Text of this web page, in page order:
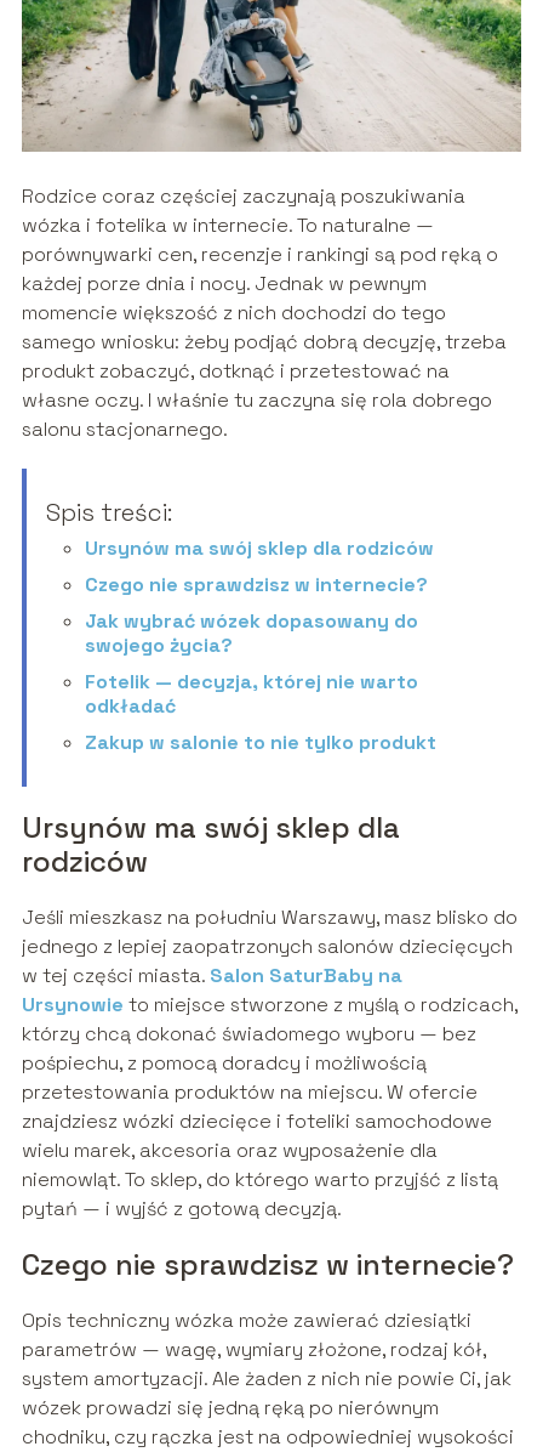
Rodzice coraz częściej zaczynają poszukiwania
wózka i fotelika w internecie. To naturalne —
porównywarki cen, recenzje i rankingi są pod ręką o
każdej porze dnia i nocy. Jednak w pewnym
momencie większość z nich dochodzi do tego
samego wniosku: żeby podjąć dobrą decyzję, trzeba
produkt zobaczyć, dotknąć i przetestować na
własne oczy. I właśnie tu zaczyna się rola dobrego
salonu stacjonarnego.
Spis treści:
Ursynów ma swój sklep dla rodziców
Czego nie sprawdzisz w internecie?
Jak wybrać wózek dopasowany do
swojego życia?
Fotelik — decyzja, której nie warto
odkładać
Zakup w salonie to nie tylko produkt
Ursynów ma swój sklep dla
rodziców
Jeśli mieszkasz na południu Warszawy, masz blisko do
jednego z lepiej zaopatrzonych salonów dziecięcych
w tej części miasta. Salon SaturBaby na
Ursynowie to miejsce stworzone z myślą o rodzicach,
którzy chcą dokonać świadomego wyboru — bez
pośpiechu, z pomocą doradcy i możliwością
przetestowania produktów na miejscu. W ofercie
znajdziesz wózki dziecięce i foteliki samochodowe
wielu marek, akcesoria oraz wyposażenie dla
niemowląt. To sklep, do którego warto przyjść z listą
pytań — i wyjść z gotową decyzją.
Czego nie sprawdzisz w internecie?
Opis techniczny wózka może zawierać dziesiątki
parametrów — wagę, wymiary złożone, rodzaj kół,
system amortyzacji. Ale żaden z nich nie powie Ci, jak
wózek prowadzi się jedną ręką po nierównym
chodniku, czy rączka jest na odpowiedniej wysokości